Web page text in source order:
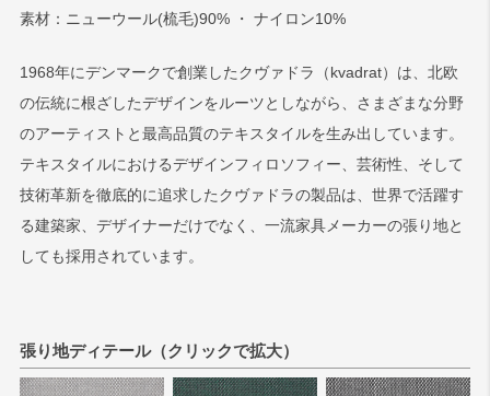
検索
素材：ニューウール(梳毛)90% ・ ナイロン10%
1968年にデンマークで創業したクヴァドラ（kvadrat）は、北欧
の伝統に根ざしたデザインをルーツとしながら、さまざまな分野
のアーティストと最高品質のテキスタイルを生み出しています。
テキスタイルにおけるデザインフィロソフィー、芸術性、そして
技術革新を徹底的に追求したクヴァドラの製品は、世界で活躍す
る建築家、デザイナーだけでなく、一流家具メーカーの張り地と
しても採用されています。
張り地ディテール（クリックで拡大）